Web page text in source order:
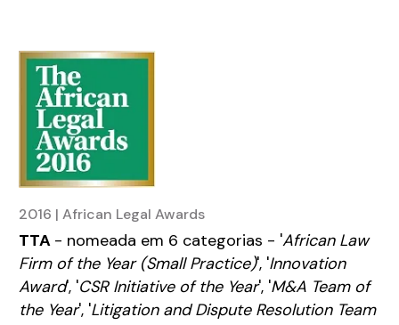
2016 | African Legal Awards
TTA - nomeada em 6 categorias - 'African Law
Firm of the Year (Small Practice)', 'Innovation
Award', 'CSR Initiative of the Year', 'M&A Team of
the Year', 'Litigation and Dispute Resolution Team